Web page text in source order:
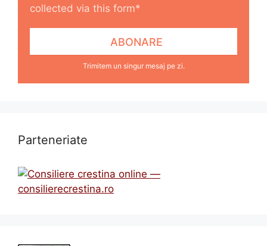
collected via this form*
Trimitem un singur mesaj pe zi.
Parteneriate